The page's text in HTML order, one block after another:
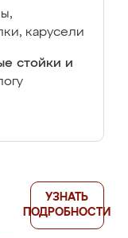
карусели
стойки и
УЗНАТЬ
ПОДРОБНОСТИ